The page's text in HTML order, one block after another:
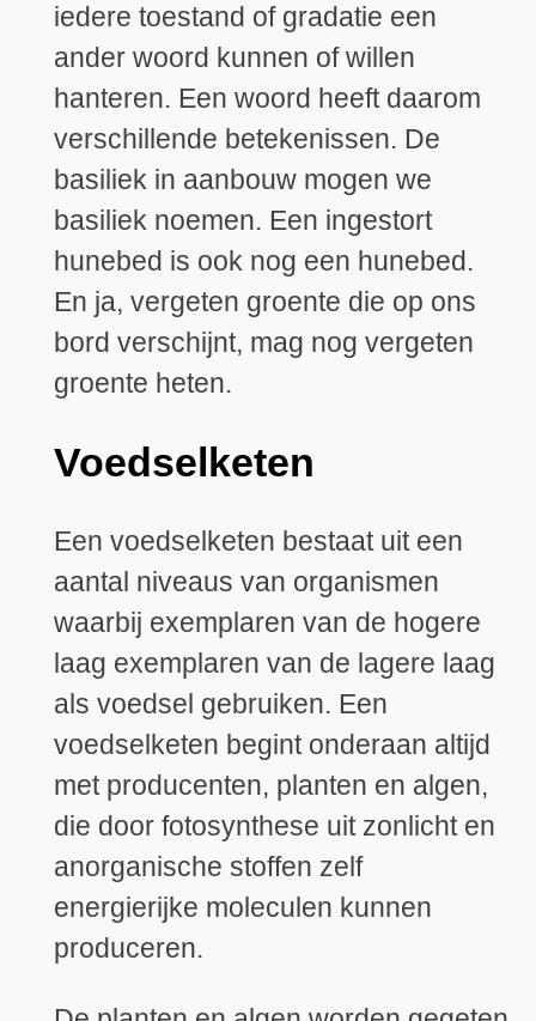
iedere toestand of gradatie een
ander woord kunnen of willen
hanteren. Een woord heeft daarom
verschillende betekenissen. De
basiliek in aanbouw mogen we
basiliek noemen. Een ingestort
hunebed is ook nog een hunebed.
En ja, vergeten groente die op ons
bord verschijnt, mag nog vergeten
groente heten.
Voedselketen
Een voedselketen bestaat uit een
aantal niveaus van organismen
waarbij exemplaren van de hogere
laag exemplaren van de lagere laag
als voedsel gebruiken. Een
voedselketen begint onderaan altijd
met producenten, planten en algen,
die door fotosynthese uit zonlicht en
anorganische stoffen zelf
energierijke moleculen kunnen
produceren.